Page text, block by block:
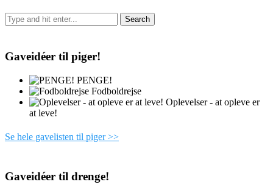
Gaveidéer til piger!
PENGE!
Fodboldrejse
Oplevelser - at opleve er
at leve!
Se hele gavelisten til piger >>
Gaveidéer til drenge!